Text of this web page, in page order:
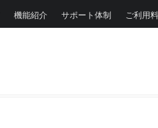
機能紹介 サポート体制 ご利用